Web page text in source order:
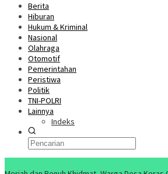
Berita
Hiburan
Hukum & Kriminal
Nasional
Olahraga
Otomotif
Pemerintahan
Peristiwa
Politik
TNI-POLRI
Lainnya
Indeks